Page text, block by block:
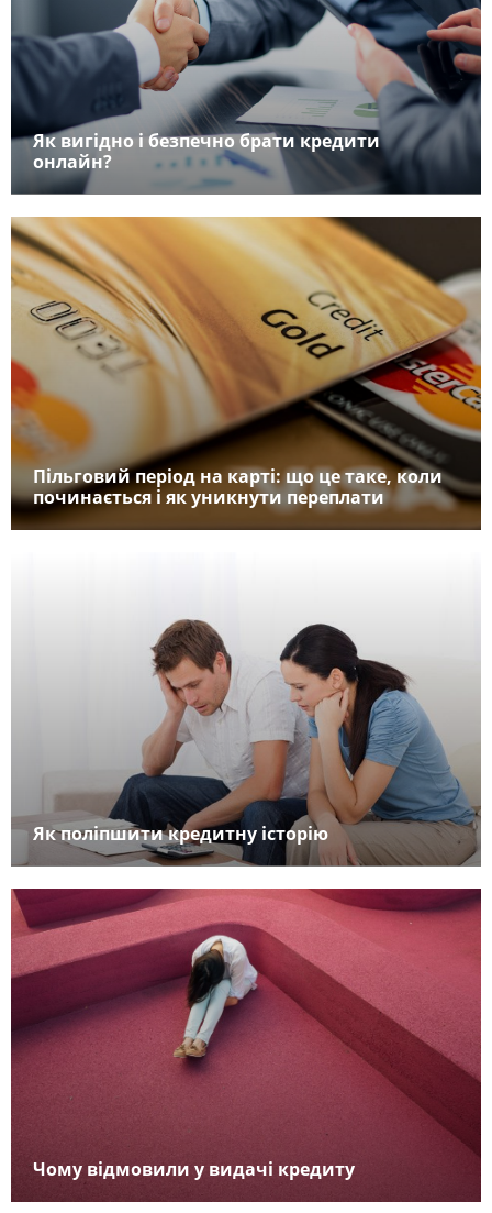
Як вигідно і безпечно брати кредити
онлайн?
Пільговий період на карті: що це таке, коли
починається і як уникнути переплати
Як поліпшити кредитну історію
Чому відмовили у видачі кредиту